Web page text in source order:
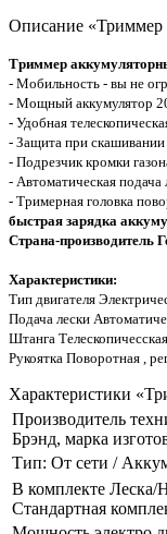
Описание «Триммер
Триммер
- Мобильность - вы не
- Мощный аккумулятор
- Удобная
- Защита при скашивании
- Подрезчик кромки
- Автоматическая подача
- Тримерная головка
быстрая зарядка
Страна-производитель
Характеристики:
Тип двигателя
Подача лески
Штанга
Рукоятка Поворотная ,
Характеристики
Производитель
Брэнд, марка
Тип: От сети /
В комплекте Леска/
Стандартная